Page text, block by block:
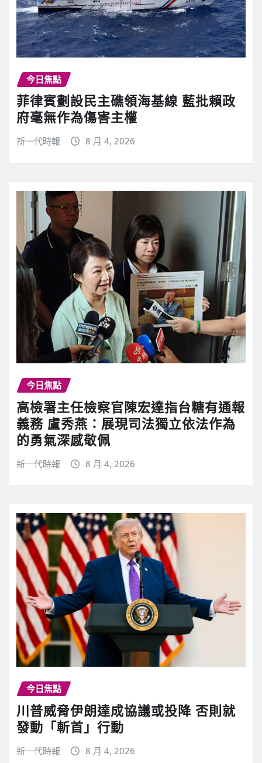
今日焦點
菲律賓劃設民主礁領海基線 藍批賴政
府毫無作為傷害主權
新一代時報 8 月 4, 2026
今日焦點
高檢署主任檢察官陳宏達指台糖有通報
義務 盧秀燕：展現司法獨立依法作為
的勇氣深感敬佩
新一代時報 8 月 4, 2026
今日焦點
川普威脅伊朗達成協議或投降 否則就
發動「斬首」行動
新一代時報 8 月 4, 2026